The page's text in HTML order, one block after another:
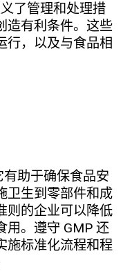
了管理和处理措
造有利条件。这些
行，以及与食品相
助于确保食品安
卫生到零部件和成
则的企业可以降低
用。遵守 GMP 还
施标准化流程和程